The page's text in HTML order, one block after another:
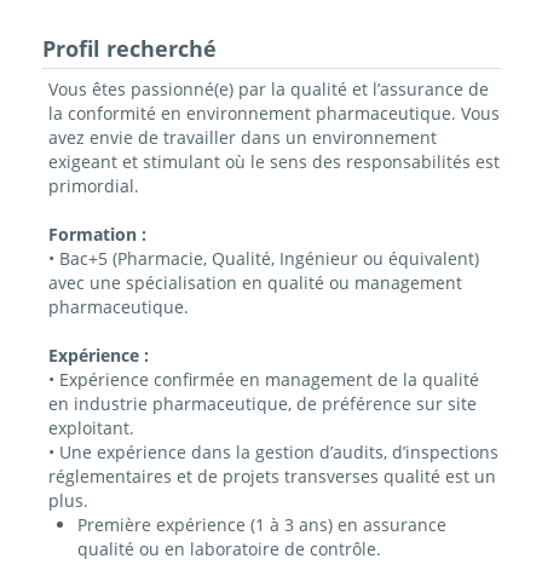
Profil recherché
Vous êtes passionné(e) par la qualité et l’assurance de
la conformité en environnement pharmaceutique. Vous
avez envie de travailler dans un environnement
exigeant et stimulant où le sens des responsabilités est
primordial.
Formation :
• Bac+5 (Pharmacie, Qualité, Ingénieur ou équivalent)
avec une spécialisation en qualité ou management
pharmaceutique.
Expérience :
• Expérience confirmée en management de la qualité
en industrie pharmaceutique, de préférence sur site
exploitant.
• Une expérience dans la gestion d’audits, d’inspections
réglementaires et de projets transverses qualité est un
plus.
Première expérience (1 à 3 ans) en assurance
qualité ou en laboratoire de contrôle.